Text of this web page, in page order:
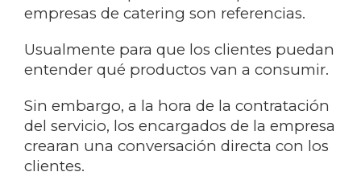
empresas de catering son referencias.
Usualmente para que los clientes puedan
entender qué productos van a consumir.
Sin embargo, a la hora de la contratación
del servicio, los encargados de la empresa
crearan una conversación directa con los
clientes.